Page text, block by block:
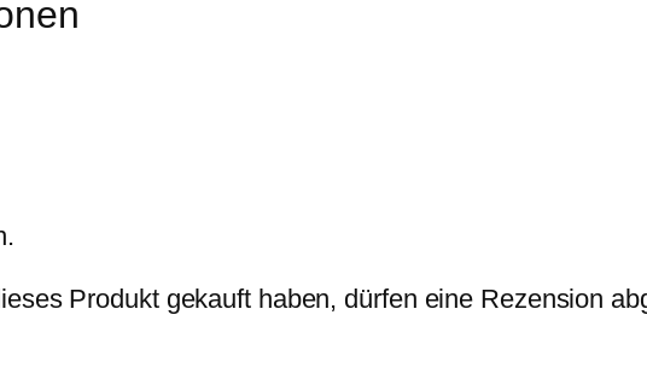
Produkt gekauft haben, dürfen eine Rezension